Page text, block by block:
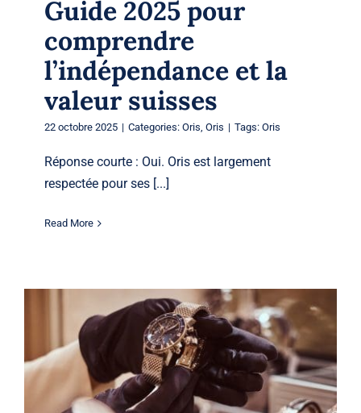
Guide 2025 pour
comprendre
l’indépendance et la
valeur suisses
22 octobre 2025 | Categories: Oris, Oris | Tags: Oris
Réponse courte : Oui. Oris est largement
respectée pour ses [...]
Read More
Montres de luxe d’occasion à
Montréal et Laval — Comment
acheter en toute confiance